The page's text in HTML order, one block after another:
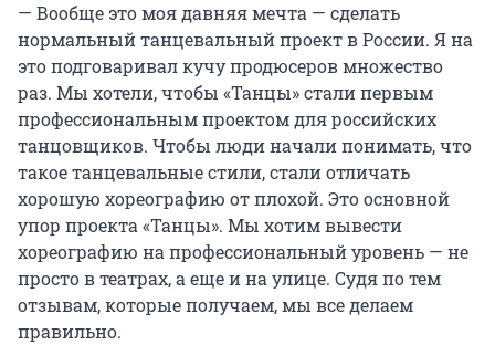
— Вообще это моя давняя мечта — сделать
нормальный танцевальный проект в России. Я на
это подговаривал кучу продюсеров множество
раз. Мы хотели, чтобы «Танцы» стали первым
профессиональным проектом для российских
танцовщиков. Чтобы люди начали понимать, что
такое танцевальные стили, стали отличать
хорошую хореографию от плохой. Это основной
упор проекта «Танцы». Мы хотим вывести
хореографию на профессиональный уровень — не
просто в театрах, а еще и на улице. Судя по тем
отзывам, которые получаем, мы все делаем
правильно.